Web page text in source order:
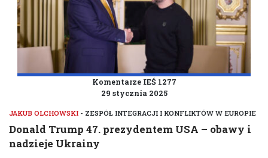
Komentarze IEŚ 1277
29 stycznia 2025
JAKUB OLCHOWSKI - ZESPÓŁ INTEGRACJI I KONFLIKTÓW W EUROPIE
Donald Trump 47. prezydentem USA – obawy i
nadzieje Ukrainy